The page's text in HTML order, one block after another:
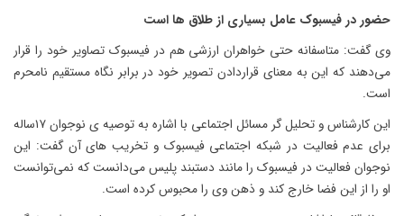
حضور در فیسبوک عامل بسیاری از طلاق ها است
وی گفت: متاسفانه حتی خواهران ارزشی هم در فیسبوک تصاویر خود را قرار
می‌دهند که این به معنای قراردادن تصویر خود در برابر نگاه مستقیم نامحرم
است.
این کارشناس و تحلیل گر مسائل اجتماعی با اشاره به توصیه ی نوجوان ۱۷ساله
برای عدم فعالیت در شبکه اجتماعی فیسبوک و تخریب های آن گفت: این
نوجوان فعالیت در فیسبوک را مانند دستبند پلیس می‌دانست که نمی‌توانست
او را از این فضا خارج کند و ذهن وی را محبوس کرده است.